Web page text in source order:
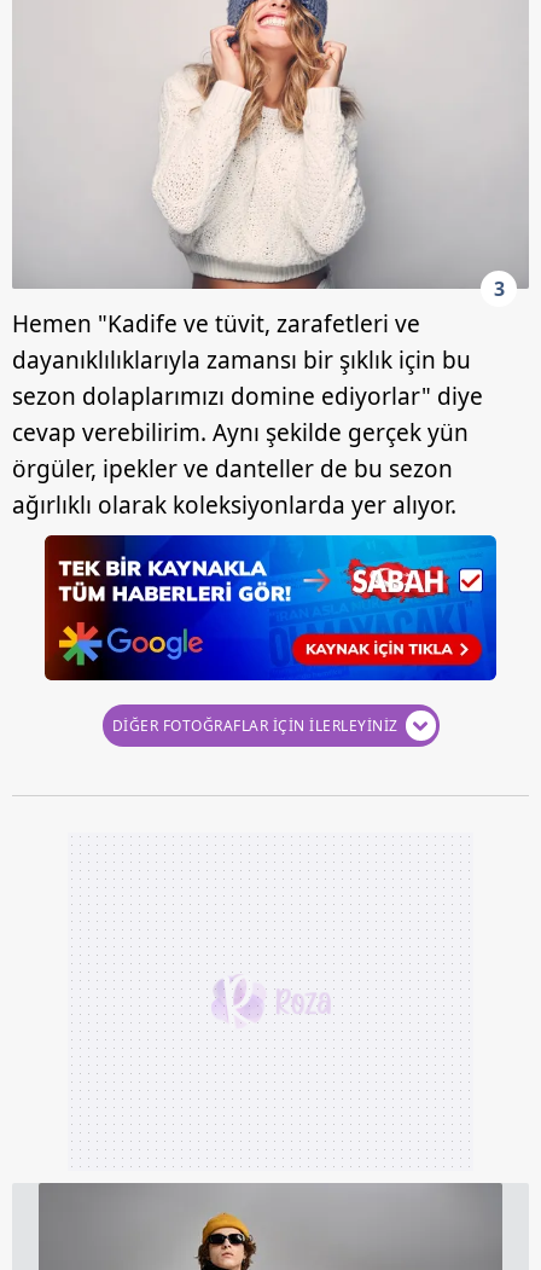
3
Hemen "Kadife ve tüvit, zarafetleri ve
dayanıklılıklarıyla zamansı bir şıklık için bu
sezon dolaplarımızı domine ediyorlar" diye
cevap verebilirim. Aynı şekilde gerçek yün
örgüler, ipekler ve danteller de bu sezon
ağırlıklı olarak koleksiyonlarda yer alıyor.
DİĞER FOTOĞRAFLAR İÇİN İLERLEYİNİZ